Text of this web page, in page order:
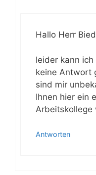
Hallo Herr
leider kann ich
keine Antwort
sind mir
Ihnen hier ein
Arbeitskollege
Antworten